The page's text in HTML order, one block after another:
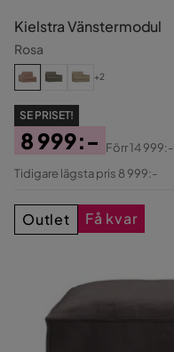
Kielstra Vänstermodul
Rosa
+2
SE PRISET!
Pris
8 999:-
Original
Förr14 999:-
Tidigare lägsta pris 8 999:-
Outlet Få kvar